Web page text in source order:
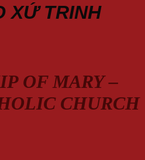
XỨ TRINH
OF MARY –
CHURCH